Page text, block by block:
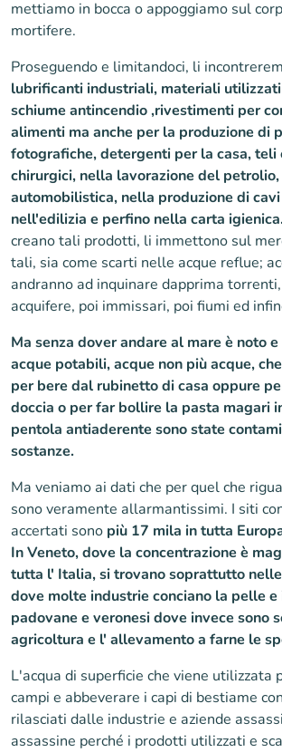
mettiamo in bocca o appoggiamo sul
mortifere.
Proseguendo e limitandoci, li
lubrificanti industriali, materiali
schiume antincendio ,rivestimenti per
alimenti ma anche per la produzione di
fotografiche, detergenti per la casa, teli
chirurgici, nella lavorazione del
automobilistica, nella produzione di
nell'edilizia e perfino nella carta
creano tali prodotti, li immettono sul
tali, sia come scarti nelle acque reflue;
andranno ad inquinare dapprima
acquifere, poi immissari, poi fiumi ed
Ma senza dover andare al mare è noto
acque potabili, acque non più acque,
per bere dal rubinetto di casa oppure
doccia o per far bollire la pasta magari
pentola antiaderente sono state
sostanze.
Ma veniamo ai dati che per quel che
sono veramente allarmantissimi. I siti
accertati sono più 17 mila in tutta
In Veneto, dove la concentrazione è
tutta l' Italia, si trovano soprattutto
dove molte industrie conciano la pelle
padovane e veronesi dove invece sono
agricoltura e l' allevamento a farne le
L'acqua di superficie che viene utilizzata
campi e abbeverare i capi di bestiame
rilasciati dalle industrie e aziende
assassine perché i prodotti utilizzati e